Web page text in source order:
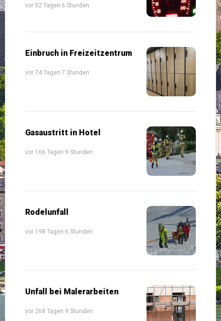
vor 52 Tagen 6 Stunden
Einbruch in Freizeitzentrum
vor 74 Tagen 7 Stunden
Gasaustritt in Hotel
vor 166 Tagen 9 Stunden
Rodelunfall
vor 198 Tagen 6 Stunden
Unfall bei Malerarbeiten
vor 268 Tagen 9 Stunden